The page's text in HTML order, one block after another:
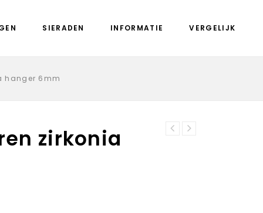
SIERADEN INFORMATIE VERGELIJK
hanger 6mm
zirkonia